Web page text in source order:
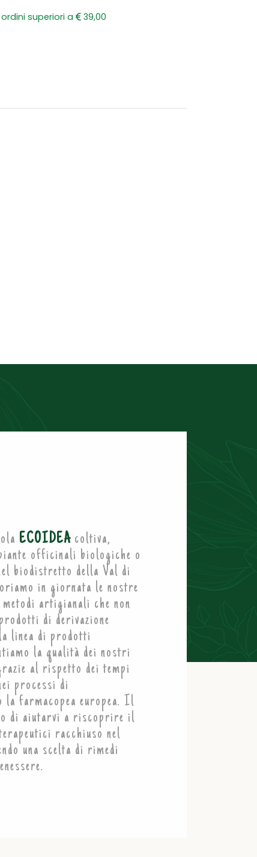
superiori a 39,00
ECOIDEA coltiva,
officinali biologiche o
biodistretto della Val di
in giornata le nostre
artigianali che non
di derivazione
linea di prodotti
la qualità dei nostri
al rispetto dei tempi
processi di
la farmacopea europea. Il
di aiutarvi a riscoprire il
racchiuso nel
una scelta di rimedi